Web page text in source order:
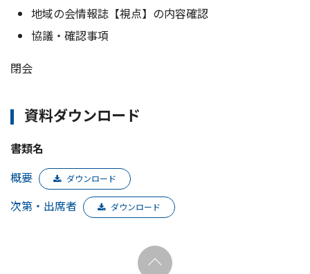
地域の会情報誌【視点】の内容確認
協議・確認事項
閉会
資料ダウンロード
書類名
概要
ダウンロード
次第・出席者 ダウンロード